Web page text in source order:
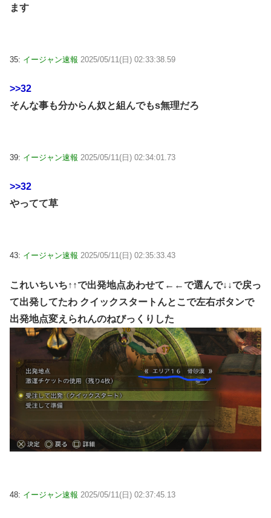
ます
35: イージャン速報 2025/05/11(日) 02:33:38.59
>>32
そんな事も分からん奴と組んでもs無理だろ
39: イージャン速報 2025/05/11(日) 02:34:01.73
>>32
やってて草
43: イージャン速報 2025/05/11(日) 02:35:33.43
これいちいち↑↑で出発地点あわせて←←で選んで↓↓で戻っ
て出発してたわ クイックスタートんとこで左右ボタンで
出発地点変えられんのねびっくりした
48: イージャン速報 2025/05/11(日) 02:37:45.13